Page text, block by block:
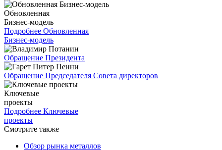
Обновленная
Бизнес-модель
Подробнее Обновленная
Бизнес-модель
Обращение Президента
Обращение Председателя Совета директоров
Ключевые
проекты
Подробнее Ключевые
проекты
Смотрите также
Обзор рынка металлов